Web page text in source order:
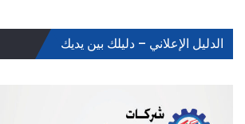
الدليل الإعلاني – دليلك بين يديك